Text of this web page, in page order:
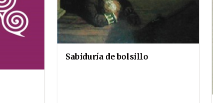
Sabiduría de bolsillo